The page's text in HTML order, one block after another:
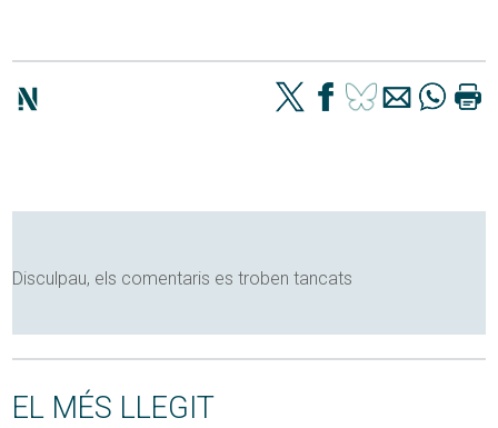
Disculpau, els comentaris es troben tancats
EL MÉS LLEGIT